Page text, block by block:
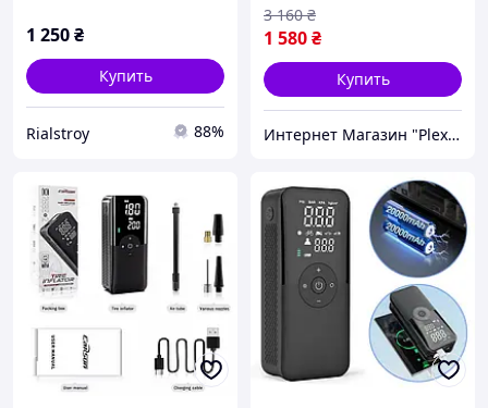
1 250₴
Купить
Rialstroy 88%
автомобиля, CQS
1 580₴
3 160 ₴
Купить
Интернет Магазин "PlexStore"